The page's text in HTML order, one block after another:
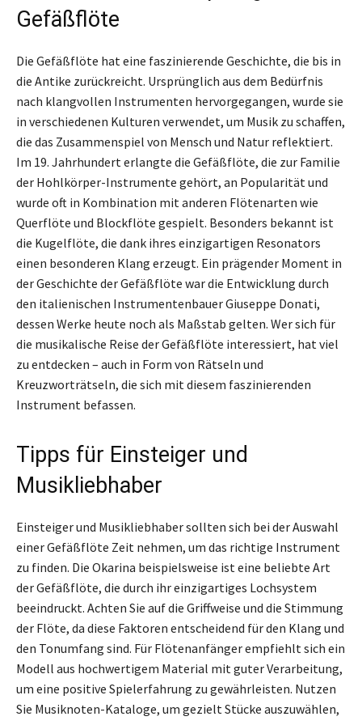
Gefäßflöte
Die Gefäßflöte hat eine faszinierende Geschichte, die bis in
die Antike zurückreicht. Ursprünglich aus dem Bedürfnis
nach klangvollen Instrumenten hervorgegangen, wurde sie
in verschiedenen Kulturen verwendet, um Musik zu schaffen,
die das Zusammenspiel von Mensch und Natur reflektiert.
Im 19. Jahrhundert erlangte die Gefäßflöte, die zur Familie
der Hohlkörper-Instrumente gehört, an Popularität und
wurde oft in Kombination mit anderen Flötenarten wie
Querflöte und Blockflöte gespielt. Besonders bekannt ist
die Kugelflöte, die dank ihres einzigartigen Resonators
einen besonderen Klang erzeugt. Ein prägender Moment in
der Geschichte der Gefäßflöte war die Entwicklung durch
den italienischen Instrumentenbauer Giuseppe Donati,
dessen Werke heute noch als Maßstab gelten. Wer sich für
die musikalische Reise der Gefäßflöte interessiert, hat viel
zu entdecken – auch in Form von Rätseln und
Kreuzworträtseln, die sich mit diesem faszinierenden
Instrument befassen.
Tipps für Einsteiger und
Musikliebhaber
Einsteiger und Musikliebhaber sollten sich bei der Auswahl
einer Gefäßflöte Zeit nehmen, um das richtige Instrument
zu finden. Die Okarina beispielsweise ist eine beliebte Art
der Gefäßflöte, die durch ihr einzigartiges Lochsystem
beeindruckt. Achten Sie auf die Griffweise und die Stimmung
der Flöte, da diese Faktoren entscheidend für den Klang und
den Tonumfang sind. Für Flötenanfänger empfiehlt sich ein
Modell aus hochwertigem Material mit guter Verarbeitung,
um eine positive Spielerfahrung zu gewährleisten. Nutzen
Sie Musiknoten-Kataloge, um gezielt Stücke auszuwählen,